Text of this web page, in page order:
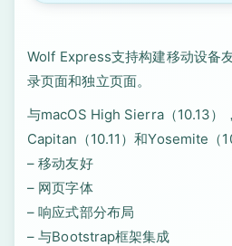
Wolf Express支持构建移动设备
录页面和独立页面。
与macOS High Sierra（10.13）
Capitan（10.11）和Yosemite（
– 移动友好
– 网页字体
– 响应式部分布局
– 与Bootstrap框架集成